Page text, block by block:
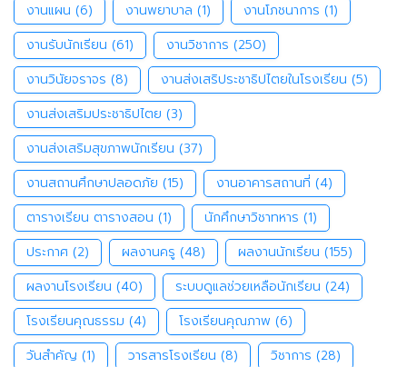
งานแผน (6) งานพยาบาล (1) งานโภชนาการ (1)
งานรับนักเรียน (61) งานวิชาการ (250)
งานวินัยจราจร (8) งานส่งเสริประชาธิปไตยในโรงเรียน (5)
งานส่งเสริมประชาธิปไตย (3)
งานส่งเสริมสุขภาพนักเรียน (37)
งานสถานศึกษาปลอดภัย (15) งานอาคารสถานที่ (4)
ตารางเรียน ตารางสอน (1) นักศึกษาวิชาทหาร (1)
ประกาศ (2) ผลงานครู (48) ผลงานนักเรียน (155)
ผลงานโรงเรียน (40) ระบบดูแลช่วยเหลือนักเรียน (24)
โรงเรียนคุณธรรม (4) โรงเรียนคุณภาพ (6)
วันสำคัญ (1) วารสารโรงเรียน (8) วิชาการ (28)